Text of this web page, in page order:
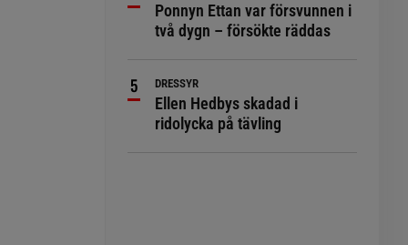
Ponnyn Ettan var försvunnen i
två dygn – försökte räddas
DRESSYR
Ellen Hedbys skadad i
ridolycka på tävling